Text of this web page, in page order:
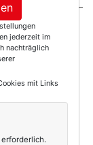
jederzeit im
nachträglich
mit Links